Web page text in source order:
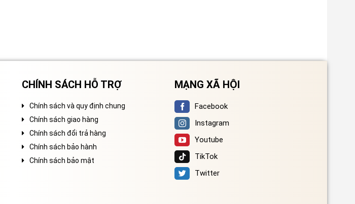
CHÍNH SÁCH HỖ TRỢ
Chính sách và quy định chung
Chính sách giao hàng
Chính sách đổi trả hàng
Chính sách bảo hành
Chính sách bảo mật
MẠNG XÃ HỘI
Facebook
Instagram
Youtube
TikTok
Twitter